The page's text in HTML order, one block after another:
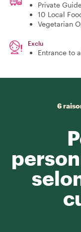
Private
10 Local
Vegetarian
Exclu
Entrance to
6